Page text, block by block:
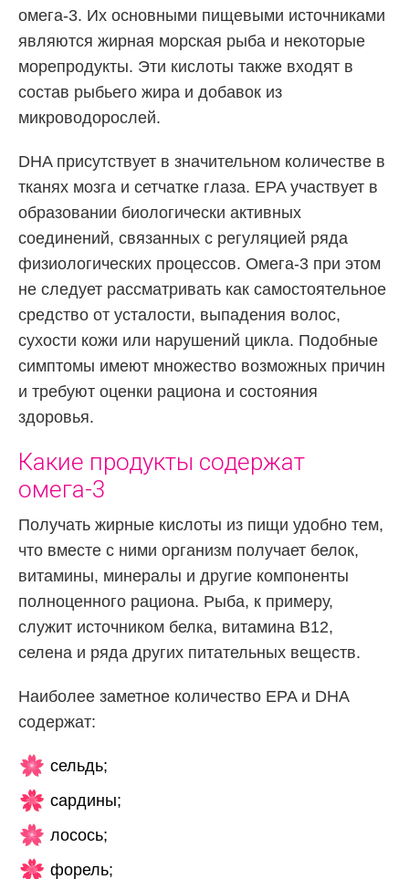
омега-3. Их основными пищевыми источниками
являются жирная морская рыба и некоторые
морепродукты. Эти кислоты также входят в
состав рыбьего жира и добавок из
микроводорослей.
DHA присутствует в значительном количестве в
тканях мозга и сетчатке глаза. EPA участвует в
образовании биологически активных
соединений, связанных с регуляцией ряда
физиологических процессов. Омега-3 при этом
не следует рассматривать как самостоятельное
средство от усталости, выпадения волос,
сухости кожи или нарушений цикла. Подобные
симптомы имеют множество возможных причин
и требуют оценки рациона и состояния
здоровья.
Какие продукты содержат
омега-3
Получать жирные кислоты из пищи удобно тем,
что вместе с ними организм получает белок,
витамины, минералы и другие компоненты
полноценного рациона. Рыба, к примеру,
служит источником белка, витамина B12,
селена и ряда других питательных веществ.
Наиболее заметное количество EPA и DHA
содержат:
сельдь;
сардины;
лосось;
форель;